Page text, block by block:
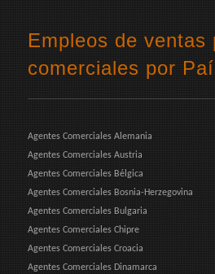
Empleos de ventas
comerciales por
Agentes Comerciales Alemania
Agentes Comerciales Austria
Agentes Comerciales Bélgica
Agentes Comerciales Bosnia-Herzegovina
Agentes Comerciales Bulgaria
Agentes Comerciales Chipre
Agentes Comerciales Croacia
Agentes Comerciales Dinamarca